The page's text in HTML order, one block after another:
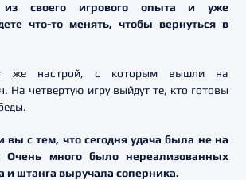
из своего игрового опыта и уже
что-то менять, чтобы вернуться в
же настрой, с которым вышли на
На четвертую игру выйдут те, кто готовы
вы с тем, что сегодня удача была не на
Очень много было нереализованных
и штанга выручала соперника.